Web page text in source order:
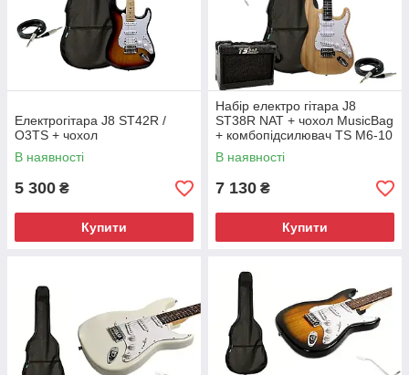
Електрогітара J8 ST42R /
O3TS + чохол
В наявності
5 300 ₴
Купити
Набір електро гітара J8
ST38R NAT + чохол MusicBag
+ комбопідсилювач TS M6-10
10W
В наявності
7 130 ₴
Купити